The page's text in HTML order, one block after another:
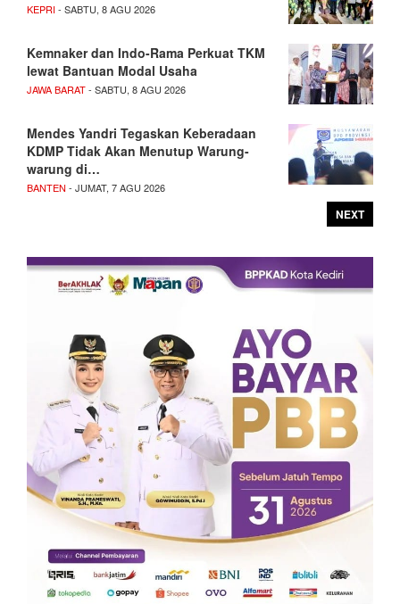
KEPRI- SABTU, 8 AGU 2026
Kemnaker dan Indo-Rama Perkuat TKM
lewat Bantuan Modal Usaha
JAWA BARAT- SABTU, 8 AGU 2026
Mendes Yandri Tegaskan Keberadaan
KDMP Tidak Akan Menutup Warung-
warung di…
BANTEN - JUMAT, 7 AGU 2026
NEXT